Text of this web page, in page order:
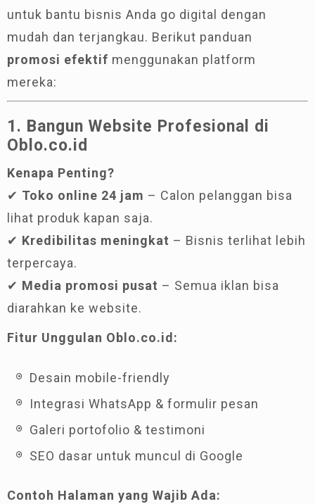
untuk bantu bisnis Anda go digital dengan
mudah dan terjangkau. Berikut panduan
promosi efektif menggunakan platform
mereka:
1. Bangun Website Profesional di
Oblo.co.id
Kenapa Penting?
✔ Toko online 24 jam – Calon pelanggan bisa
lihat produk kapan saja.
✔ Kredibilitas meningkat – Bisnis terlihat lebih
terpercaya.
✔ Media promosi pusat – Semua iklan bisa
diarahkan ke website.
Fitur Unggulan Oblo.co.id:
Desain mobile-friendly
Integrasi WhatsApp & formulir pesan
Galeri portofolio & testimoni
SEO dasar untuk muncul di Google
Contoh Halaman yang Wajib Ada: